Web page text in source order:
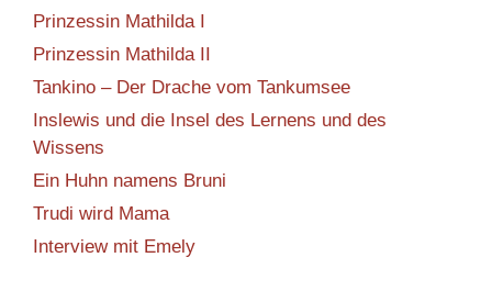
Prinzessin Mathilda I
Prinzessin Mathilda II
Tankino – Der Drache vom Tankumsee
Inslewis und die Insel des Lernens und des
Wissens
Ein Huhn namens Bruni
Trudi wird Mama
Interview mit Emely